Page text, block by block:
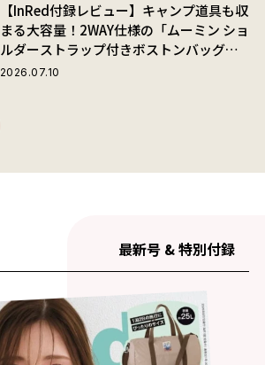
【InRed付録レビュー】キャンプ道具も収
まる大容量！2WAY仕様の「ムーミン ショ
ルダーストラップ付きボストンバッグ」
が夏旅におすすめな理由
2026.07.10
最新号 & 特別付録